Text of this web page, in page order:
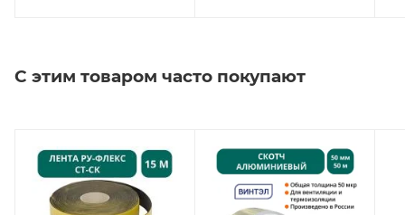
С этим товаром часто покупают